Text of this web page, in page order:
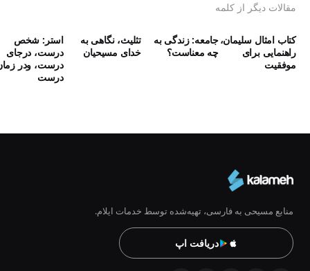
مقالات دیگر از کلمه
کتاب امثال سلیمان،
راهنمایی برای
موفقیت
جامعه: زندگی به
چه معناست؟
تثلیث، نگاهی به
خدای مسیحیان
استر: شخص
درست، درجای
درست، ودر
درست
منابع مسیحی به فارسی، تهیه‌شده توسط خدمات ایلام.
دریافت اپ